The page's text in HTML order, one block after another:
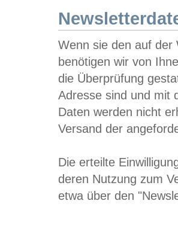
Wenn sie den auf der
benötigen wir von
die Überprüfung
Adresse sind und mit
Daten werden nicht
Versand der
Die erteilte
deren Nutzung zum
etwa über den